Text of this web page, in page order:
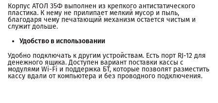
Корпус АТОЛ 35Ф выполнен из крепкого антистатического
пластика. К нему не прилипает мелкий мусор и пыль,
благодаря чему печатающий механизм остается чистым и
служит дольше.
Удобство в использовании
Удобно подключать к другим устройствам. Есть порт RJ-12 для
денежного ящика. Доступен вариант поставки кассы с
модулями Wi-Fi и поддержка БТ, которые позволят разместить
кассу вдали от компьютера и без проводного подключения.